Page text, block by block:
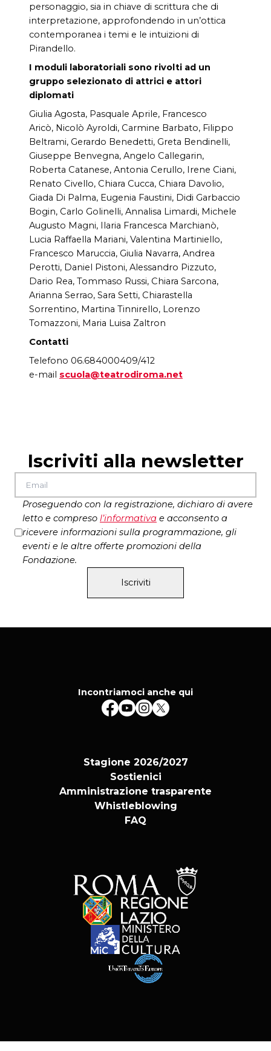
personaggio, sia in chiave di scrittura che di
interpretazione, approfondendo in un’ottica
contemporanea i temi e le intuizioni di
Pirandello.
I moduli laboratoriali sono rivolti ad un
gruppo selezionato di attrici e attori
diplomati
Giulia Agosta, Pasquale Aprile, Francesco
Aricò, Nicolò Ayroldi, Carmine Barbato, Filippo
Beltrami, Gerardo Benedetti, Greta Bendinelli,
Giuseppe Benvegna, Angelo Callegarin,
Roberta Catanese, Antonia Cerullo, Irene Ciani,
Renato Civello, Chiara Cucca, Chiara Davolio,
Giada Di Palma, Eugenia Faustini, Didi Garbaccio
Bogin, Carlo Golinelli, Annalisa Limardi, Michele
Augusto Magni, Ilaria Francesca Marchianò,
Lucia Raffaella Mariani, Valentina Martiniello,
Francesco Maruccia, Giulia Navarra, Andrea
Perotti, Daniel Pistoni, Alessandro Pizzuto,
Dario Rea, Tommaso Russi, Chiara Sarcona,
Arianna Serrao, Sara Setti, Chiarastella
Sorrentino, Martina Tinnirello, Lorenzo
Tomazzoni, Maria Luisa Zaltron
Contatti
Telefono 06.684000409/412
e-mail scuola@teatrodiroma.net
Iscriviti alla newsletter
Proseguendo con la registrazione, dichiaro di avere
letto e compreso l’informativa e acconsento a
ricevere informazioni sulla programmazione, gli
eventi e le altre offerte promozioni della
Fondazione.
Iscriviti
Incontriamoci anche qui
Stagione 2026/2027
Sostienici
Amministrazione trasparente
Whistleblowing
FAQ